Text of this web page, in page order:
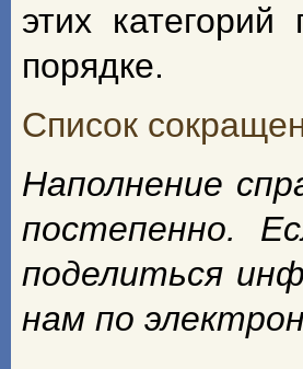
этих
порядке.
Список
Наполнение
постепенно.
поделиться
нам по